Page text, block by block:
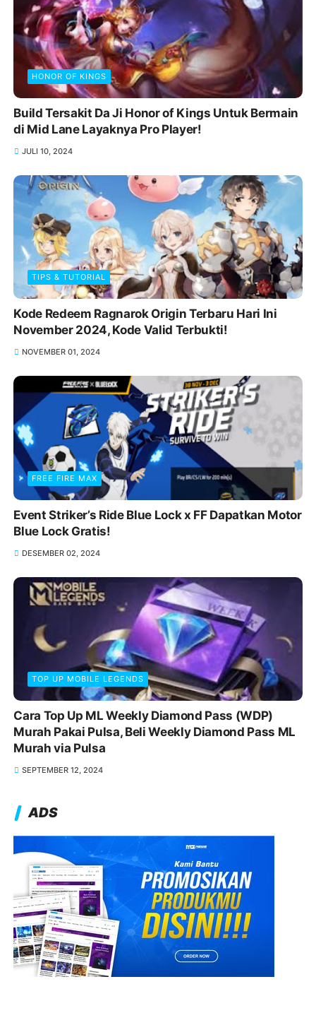
HONOR OF KINGS
Build Tersakit Da Ji Honor of Kings Untuk Bermain
di Mid Lane Layaknya Pro Player!
JULI 10, 2024
TIPS & TUTORIAL
Kode Redeem Ragnarok Origin Terbaru Hari Ini
November 2024, Kode Valid Terbukti!
NOVEMBER 01, 2024
FREE FIRE MAX
Event Striker’s Ride Blue Lock x FF Dapatkan Motor
Blue Lock Gratis!
DESEMBER 02, 2024
TOP UP MOBILE LEGENDS
Cara Top Up ML Weekly Diamond Pass (WDP)
Murah Pakai Pulsa, Beli Weekly Diamond Pass ML
Murah via Pulsa
SEPTEMBER 12, 2024
ADS